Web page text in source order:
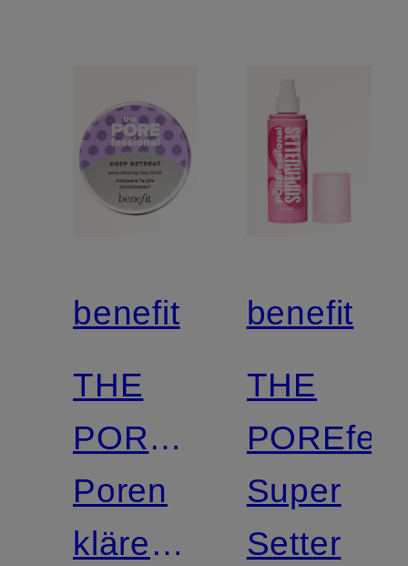
benefit
THE
POREFESSIONAL
DEEP
RETREAT
Poren
klärende
benefit
THE
Super
Setter